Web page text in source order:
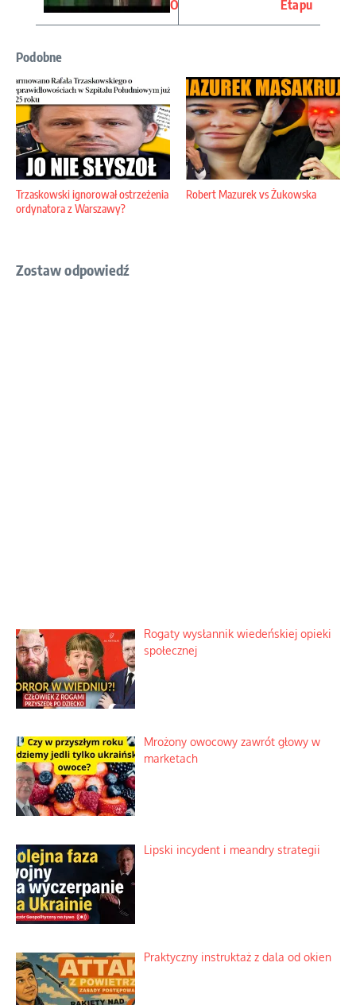
O
Etapu
Podobne
Trzaskowski ignorował ostrzeżenia
ordynatora z Warszawy?
Robert Mazurek vs Żukowska
Zostaw odpowiedź
Rogaty wysłannik wiedeńskiej opieki
społecznej
Mrożony owocowy zawrót głowy w
marketach
Lipski incydent i meandry strategii
Praktyczny instruktaż z dala od okien